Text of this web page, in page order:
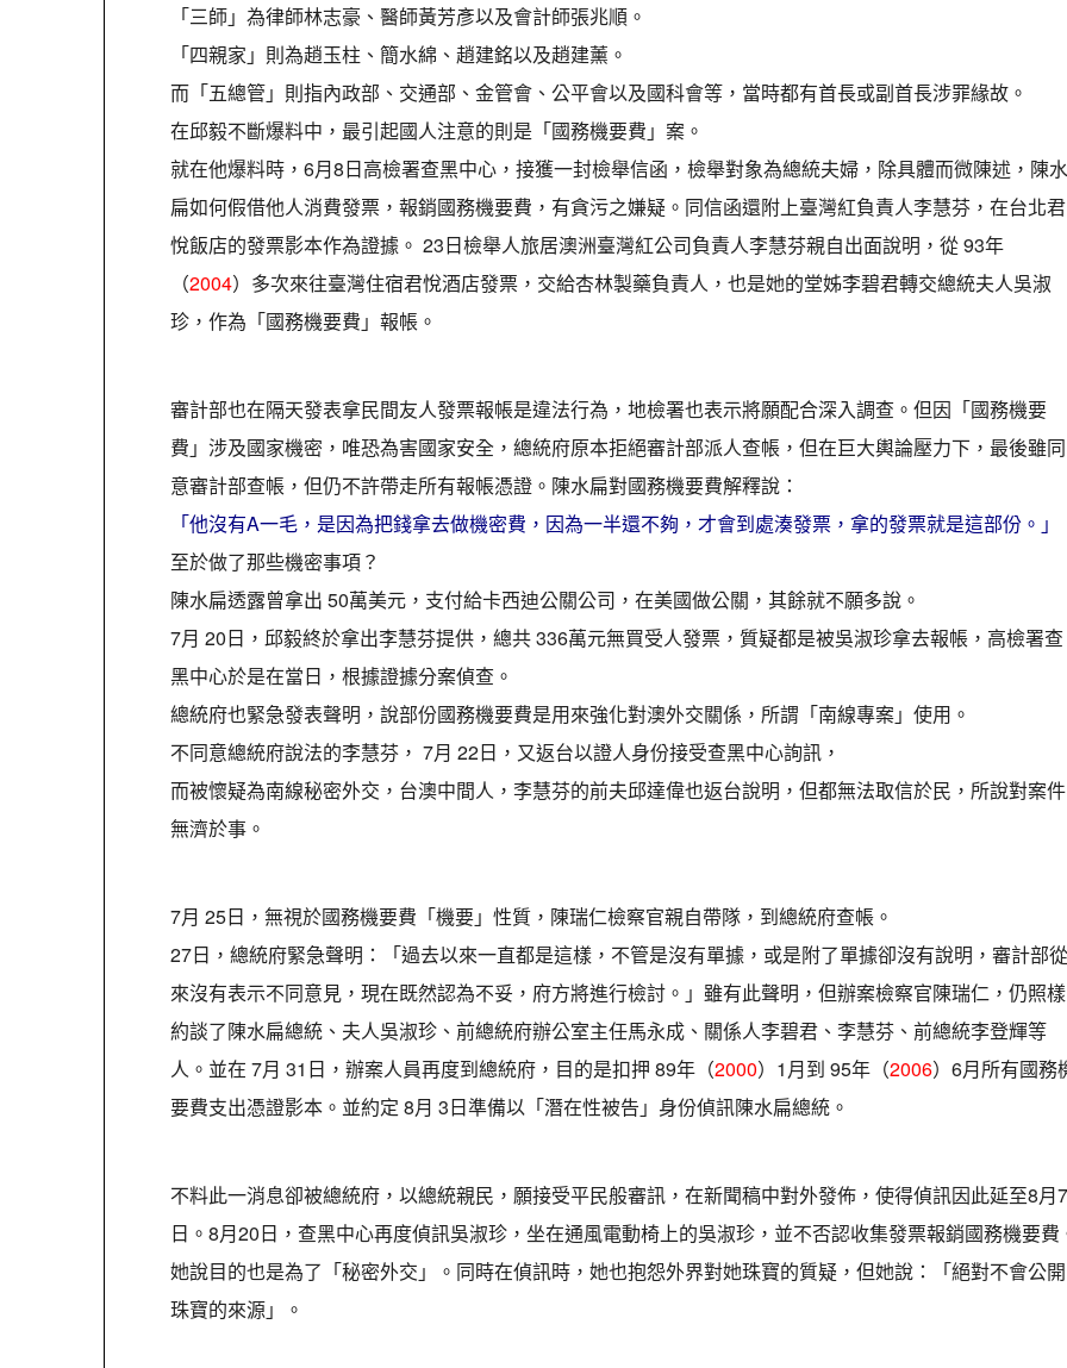
「三師」為律師林志豪、醫師黃芳彥以及會計師張兆順。
「四親家」則為趙玉柱、簡水綿、趙建銘以及趙建薰。
而「五總管」則指內政部、交通部、金管會、公平會以及國科會等，當時都有首長或副首長涉罪緣故。
在邱毅不斷爆料中，最引起國人注意的則是「國務機要費」案。
就在他爆料時，6月8日高檢署查黑中心，接獲一封檢舉信函，檢舉對象為總統夫婦，除具體而微陳述，陳
扁如何假借他人消費發票，報銷國務機要費，有貪污之嫌疑。同信函還附上臺灣紅負責人李慧芬，在台北君
悅飯店的發票影本作為證據。 23日檢舉人旅居澳洲臺灣紅公司負責人李慧芬親自出面說明，從 93年
（2004）多次來往臺灣住宿君悅酒店發票，交給杏林製藥負責人，也是她的堂姊李碧君轉交總統夫人吳淑
珍，作為「國務機要費」報帳。
審計部也在隔天發表拿民間友人發票報帳是違法行為，地檢署也表示將願配合深入調查。但因「國務機要
費」涉及國家機密，唯恐為害國家安全，總統府原本拒絕審計部派人查帳，但在巨大輿論壓力下，最後雖同
意審計部查帳，但仍不許帶走所有報帳憑證。陳水扁對國務機要費解釋說：
「他沒有A一毛，是因為把錢拿去做機密費，因為一半還不夠，才會到處湊發票，拿的發票就是這部份。」
至於做了那些機密事項？
陳水扁透露曾拿出 50萬美元，支付給卡西迪公關公司，在美國做公關，其餘就不願多說。
7月 20日，邱毅終於拿出李慧芬提供，總共 336萬元無買受人發票，質疑都是被吳淑珍拿去報帳，高檢署查
黑中心於是在當日，根據證據分案偵查。
總統府也緊急發表聲明，說部份國務機要費是用來強化對澳外交關係，所謂「南線專案」使用。
不同意總統府說法的李慧芬， 7月 22日，又返台以證人身份接受查黑中心詢訊，
而被懷疑為南線秘密外交，台澳中間人，李慧芬的前夫邱達偉也返台說明，但都無法取信於民，所說對案件
無濟於事。
7月 25日，無視於國務機要費「機要」性質，陳瑞仁檢察官親自帶隊，到總統府查帳。
27日，總統府緊急聲明：「過去以來一直都是這樣，不管是沒有單據，或是附了單據卻沒有說明，審計部
來沒有表示不同意見，現在既然認為不妥，府方將進行檢討。」雖有此聲明，但辦案檢察官陳瑞仁，仍照樣
約談了陳水扁總統、夫人吳淑珍、前總統府辦公室主任馬永成、關係人李碧君、李慧芬、前總統李登輝等
人。並在 7月 31日，辦案人員再度到總統府，目的是扣押 89年（2000）1月到 95年（2006）6月所有國務
要費支出憑證影本。並約定 8月 3日準備以「潛在性被告」身份偵訊陳水扁總統。
不料此一消息卻被總統府，以總統親民，願接受平民般審訊，在新聞稿中對外發佈，使得偵訊因此延至8月
日。8月20日，查黑中心再度偵訊吳淑珍，坐在通風電動椅上的吳淑珍，並不否認收集發票報銷國務機要費
她說目的也是為了「秘密外交」。同時在偵訊時，她也抱怨外界對她珠寶的質疑，但她說：「絕對不會公開
珠寶的來源」。